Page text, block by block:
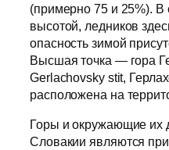
(примерно 75 и 25%). В
высотой, ледников
опасность зимой
Высшая точка — гора
Gerlachovsky stit,
расположена на
Горы и окружающие их
Словакии являются